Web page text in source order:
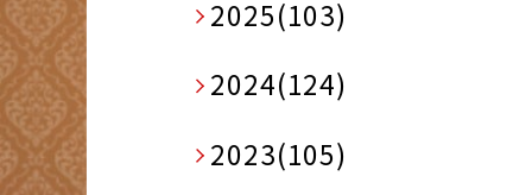
2025(103)
2024(124)
2023(105)